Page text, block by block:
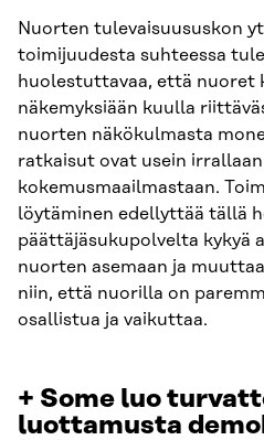
Nuorten tulevaisuususkon
toimijuudesta suhteessa
huolestuttavaa, että nuoret
näkemyksiään kuulla
nuorten näkökulmasta
ratkaisut ovat usein
kokemusmaailmastaan.
löytäminen edellyttää tällä
päättäjäsukupolvelta kykyä
nuorten asemaan ja
niin, että nuorilla on
osallistua ja vaikuttaa.
+ Some luo
luottamusta